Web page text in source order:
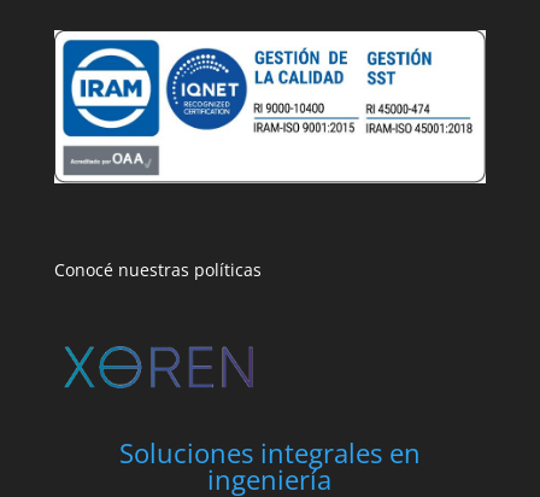
Conocé nuestras políticas
Soluciones integrales en
ingeniería